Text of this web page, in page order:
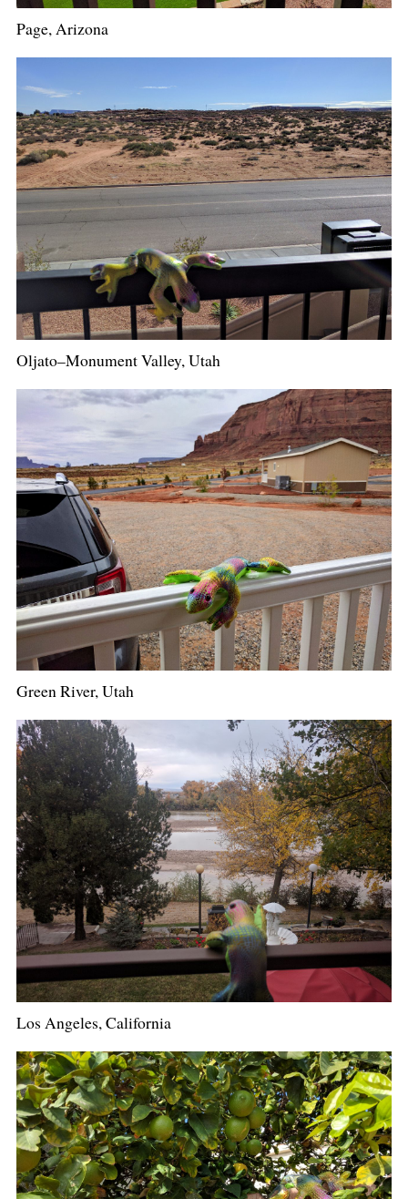
Page, Arizona
Oljato–Monument Valley, Utah
Green River, Utah
Los Angeles, California